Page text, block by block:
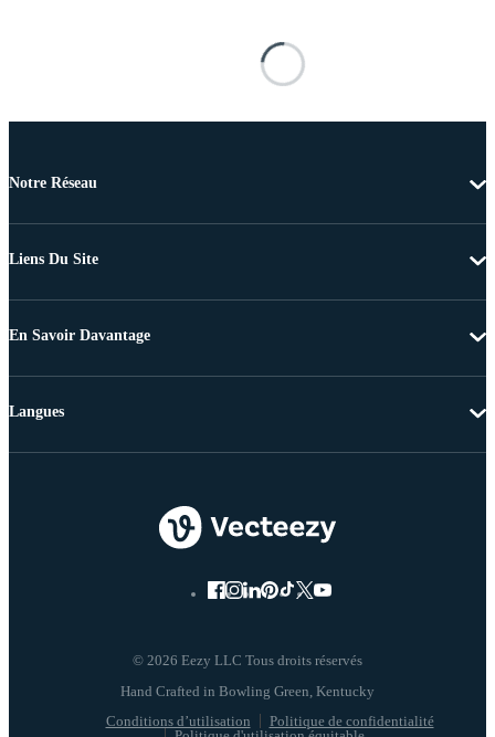
Notre Réseau
Liens Du Site
En Savoir Davantage
© 2026 Eezy LLC Tous droits réservés
Conditions d’utilisation
Politique de confidentialité
Langues